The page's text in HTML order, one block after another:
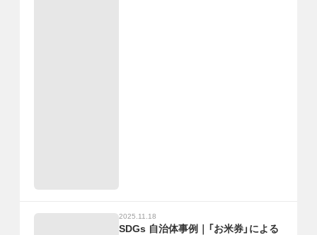
2025.11.18
SDGs 自治体事例｜「お米券」による